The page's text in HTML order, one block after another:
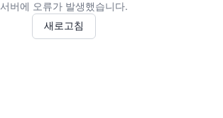
서버에 오류가 발생했습니다.
새로고침